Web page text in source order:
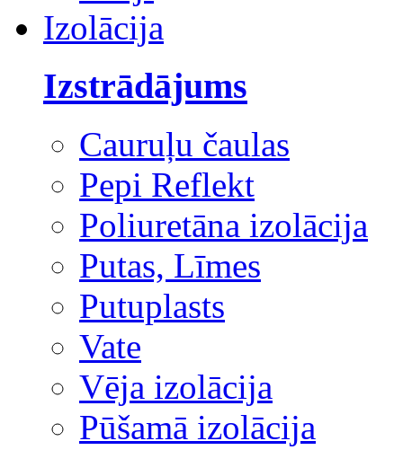
Izolācija
Izstrādājums
Cauruļu čaulas
Pepi Reflekt
Poliuretāna izolācija
Putas, Līmes
Putuplasts
Vate
Vēja izolācija
Pūšamā izolācija